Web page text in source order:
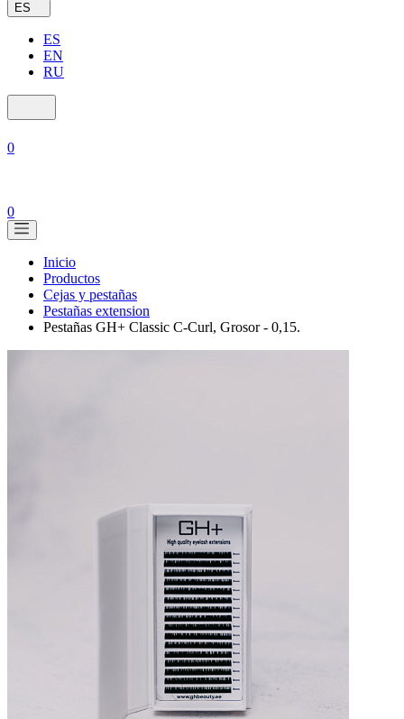
ES
ES
EN
RU
0
0
Inicio
Productos
Cejas y pestañas
Pestañas extension
Pestañas GH+ Classic C-Curl, Grosor - 0,15.